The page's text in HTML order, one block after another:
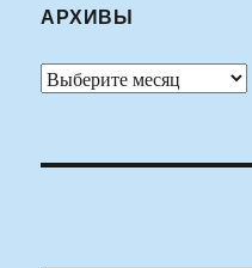
АРХИВЫ
Архивы